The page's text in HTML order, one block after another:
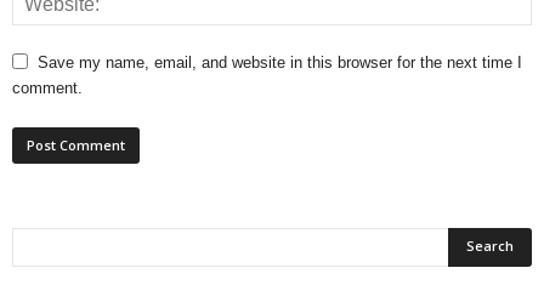
Save my name, email, and website in this browser for the next time I
comment.